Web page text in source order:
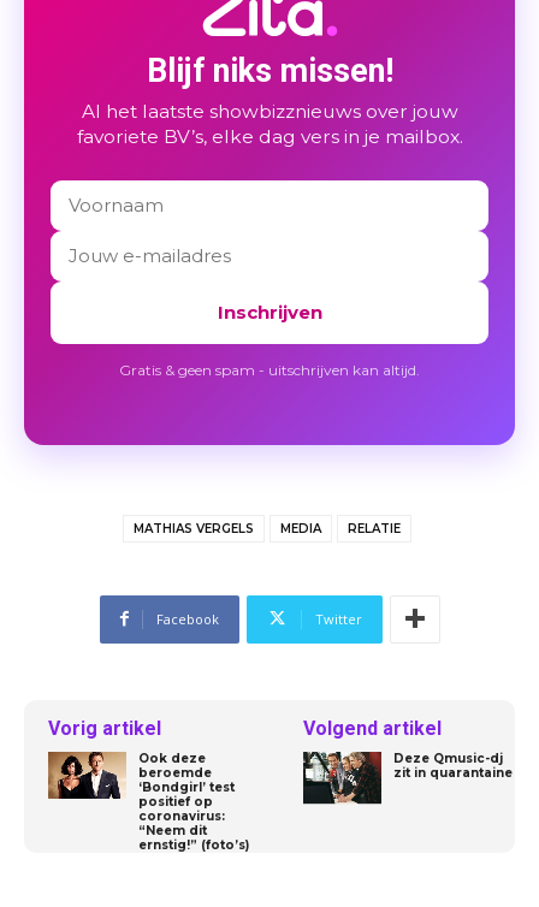
Blijf niks missen!
Al het laatste showbizznieuws over jouw
favoriete BV’s, elke dag vers in je mailbox.
Inschrijven
Gratis & geen spam - uitschrijven kan altijd.
MATHIAS VERGELS MEDIA RELATIE
Facebook Twitter
Vorig artikel
Ook deze
beroemde
‘Bondgirl’ test
positief op
coronavirus:
“Neem dit
ernstig!” (foto’s)
Volgend artikel
Deze Qmusic-dj
zit in quarantaine